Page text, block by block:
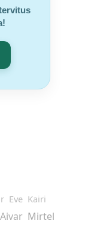
Eve Kairi
Aivar Mirtel